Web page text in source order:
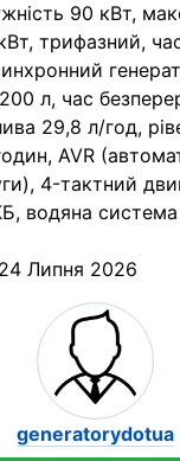
90 кВт,
трифазний,
л, час
29,8 л/год,
AVR
4-тактний
водяна
Липня 2026
generatorydotua